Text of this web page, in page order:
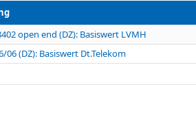
open end (DZ): Basiswert LVMH
06 (DZ): Basiswert Dt.Telekom